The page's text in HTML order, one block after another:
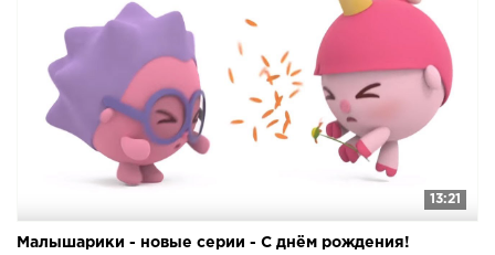
13:21
Малышарики - новые серии - С днём рождения!